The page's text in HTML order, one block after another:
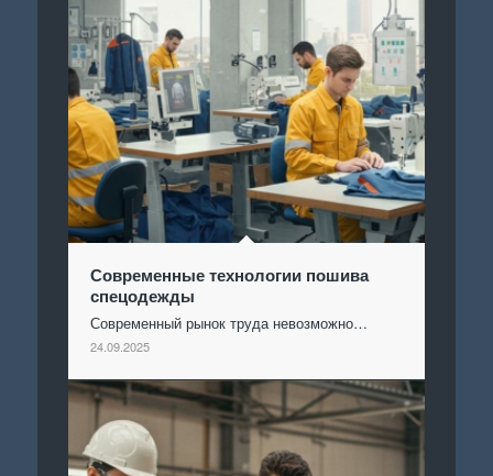
Современные технологии пошива
спецодежды
Современный рынок труда невозможно…
24.09.2025